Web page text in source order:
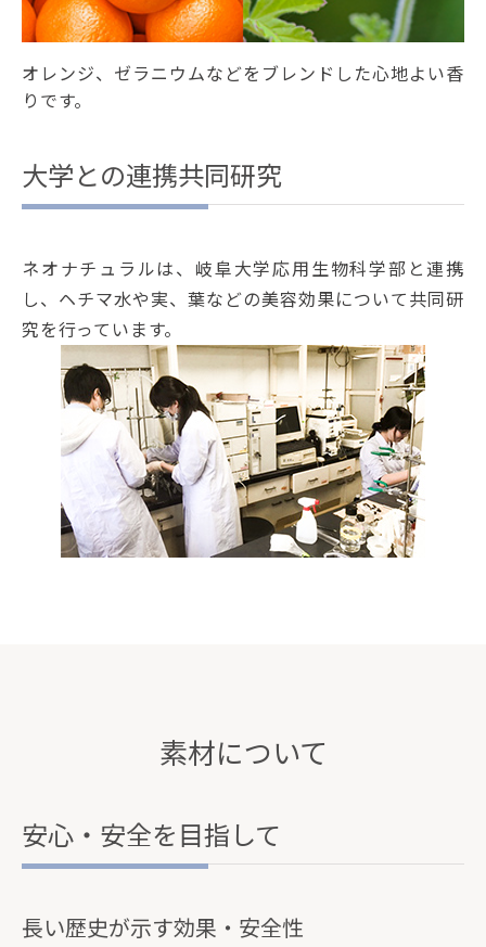
オレンジ、ゼラニウムなどをブレンドした心地よい香
りです。
大学との連携共同研究
ネオナチュラルは、岐阜大学応用生物科学部と連携
し、ヘチマ水や実、葉などの美容効果について共同研
究を行っています。
素材について
安心・安全を目指して
長い歴史が示す効果・安全性